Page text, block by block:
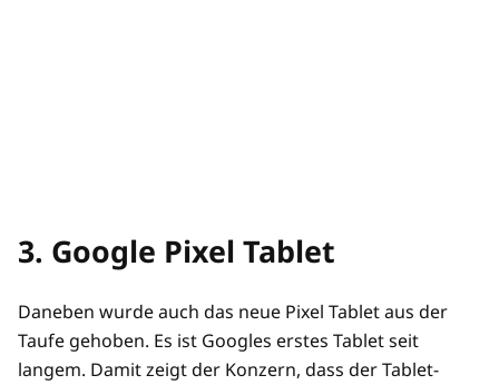
3. Google Pixel Tablet
Daneben wurde auch das neue Pixel Tablet aus der
Taufe gehoben. Es ist Googles erstes Tablet seit
langem. Damit zeigt der Konzern, dass der Tablet-